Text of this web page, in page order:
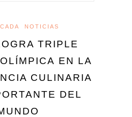
NOTICIAS
TRIPLE
EN LA
CULINARIA
DEL